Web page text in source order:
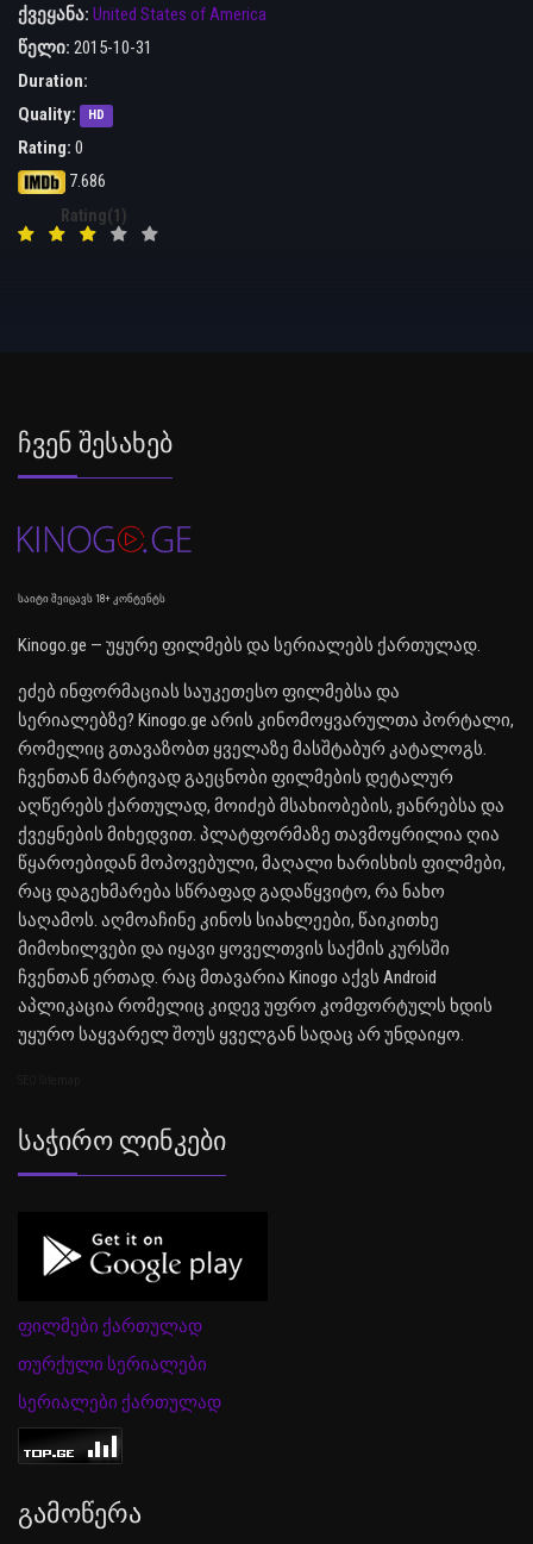
ქვეყანა: United States of America
წელი: 2015-10-31
Duration:
Quality:
HD
Rating: 0
7.686
Rating(1)
Ჩვენ Შესახებ
საიტი შეიცავს 18+ კონტენტს
Kinogo.ge — უყურე ფილმებს და სერიალებს ქართულად.
ეძებ ინფორმაციას საუკეთესო ფილმებსა და
სერიალებზე? Kinogo.ge არის კინომოყვარულთა პორტალი,
რომელიც გთავაზობთ ყველაზე მასშტაბურ კატალოგს.
ჩვენთან მარტივად გაეცნობი ფილმების დეტალურ
აღწერებს ქართულად, მოიძებ მსახიობების, ჟანრებსა და
ქვეყნების მიხედვით. პლატფორმაზე თავმოყრილია ღია
წყაროებიდან მოპოვებული, მაღალი ხარისხის ფილმები,
რაც დაგეხმარება სწრაფად გადაწყვიტო, რა ნახო
საღამოს. აღმოაჩინე კინოს სიახლეები, წაიკითხე
მიმოხილვები და იყავი ყოველთვის საქმის კურსში
ჩვენთან ერთად. რაც მთავარია Kinogo აქვს Android
აპლიკაცია რომელიც კიდევ უფრო კომფორტულს ხდის
უყურო საყვარელ შოუს ყველგან სადაც არ უნდაიყო.
Საჭირო Ლინკები
ფილმები ქართულად
თურქული სერიალები
სერიალები ქართულად
Გამოწერა